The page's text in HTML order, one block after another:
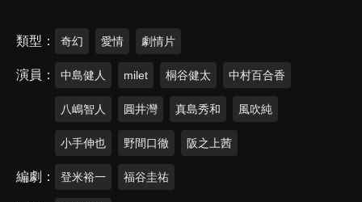
類型 奇幻 愛情 劇情片
演員 中島健人 milet 桐谷健太 中村百合香
八嶋智人 圓井灣 真島秀和 風吹純
小手伸也 野間口徹 阪之上茜
編劇 登米裕一 福谷圭祐